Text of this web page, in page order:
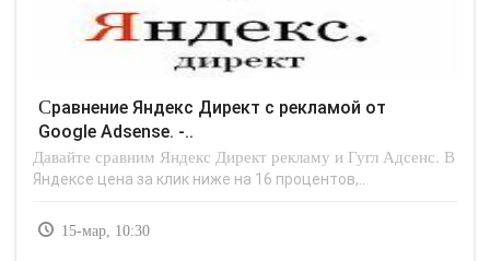
Сравнение Яндекс Директ с рекламой от
Google Adsense. -..
Давайте сравним Яндекс Директ рекламу и Гугл Адсенс. В
Яндексе цена за клик ниже на 16 процентов,..
15-мар, 10:30